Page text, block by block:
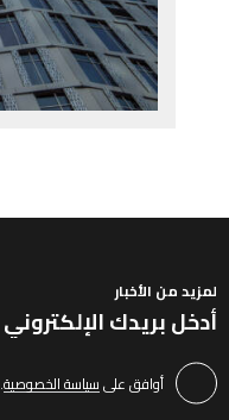
لمزيد من الأخبار
أوافق علىسياسة الخصوصية.